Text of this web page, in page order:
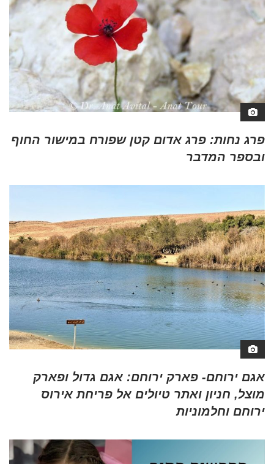
פרג נחות: פרג אדום קטן שפורח במישור החוף
ובספר המדבר
אגם ירוחם- פארק ירוחם: אגם גדול ופארק
מוצל, חניון ואתר טיולים אל פריחת אירוס
ירוחם וחלמוניות